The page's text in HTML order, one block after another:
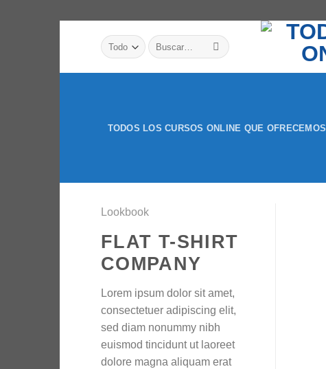
Buscar
por:
TODOS LOS CURSOS ONLINE QUE OFRECEMOS
Lookbook
FLAT T-SHIRT
COMPANY
Lorem ipsum dolor sit amet,
consectetuer adipiscing elit,
sed diam nonummy nibh
euismod tincidunt ut laoreet
dolore magna aliquam erat